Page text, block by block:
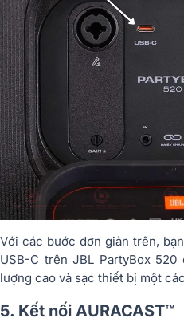
Với các bước đơn giản trên,
USB-C trên JBL PartyBox
lượng cao và sạc thiết bị một
5. Kết nối AURACAST™